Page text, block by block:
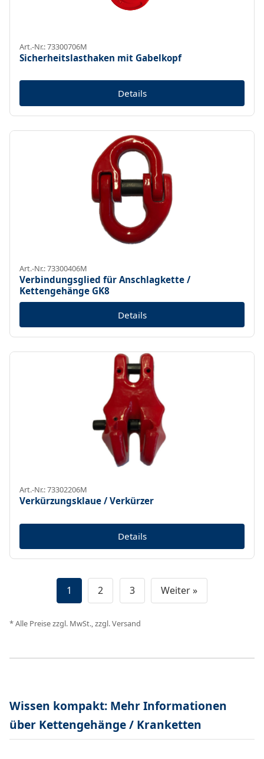
Art.-Nr.: 73300706M
Sicherheitslasthaken mit Gabelkopf
Details
Art.-Nr.: 73300406M
Verbindungsglied für Anschlagkette /
Kettengehänge GK8
Details
Art.-Nr.: 73302206M
Verkürzungsklaue / Verkürzer
Details
1 2 3 Weiter »
* Alle Preise zzgl. MwSt., zzgl. Versand
Wissen kompakt: Mehr Informationen
über Kettengehänge / Kranketten